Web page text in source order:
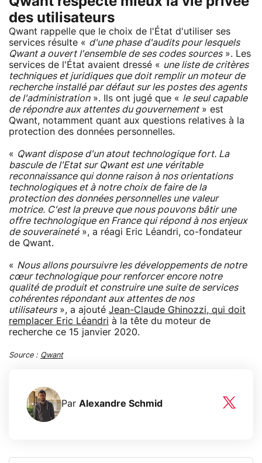
des utilisateurs
Qwant rappelle que le choix de l'État d'utiliser ses
services résulte « d'une phase d'audits pour lesquels
Qwant a ouvert l'ensemble de ses codes sources». Les
services de l'État avaient dressé « une liste de critères
techniques et juridiques que doit remplir un moteur de
recherche installé par défaut sur les postes des agents
de l'administration». Ils ont jugé que « le seul capable
de répondre aux attentes du gouvernement» est
Qwant, notamment quant aux questions relatives à la
protection des données personnelles.
« Qwant dispose d'un atout technologique fort. La
bascule de l'Etat sur Qwant est une véritable
reconnaissance qui donne raison à nos orientations
technologiques et à notre choix de faire de la
protection des données personnelles une valeur
motrice. C'est la preuve que nous pouvons bâtir une
offre technologique en France qui répond à nos enjeux
de souveraineté», a réagi Eric Léandri, co-fondateur
de Qwant.
« Nous allons poursuivre les développements de notre
cœur technologique pour renforcer encore notre
qualité de produit et construire une suite de services
cohérentes répondant aux attentes de nos
utilisateurs», a ajouté Jean-Claude Ghinozzi, qui doit
remplacer Eric Léandri à la tête du moteur de
recherche ce 15 janvier 2020.
Source : Qwant
Par Alexandre Schmid